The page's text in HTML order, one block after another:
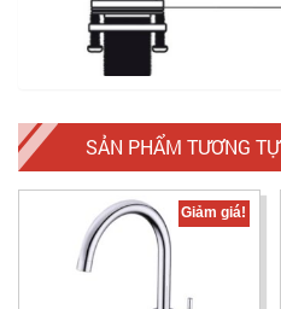
SẢN PHẨM TƯƠNG TỰ
Giảm giá!